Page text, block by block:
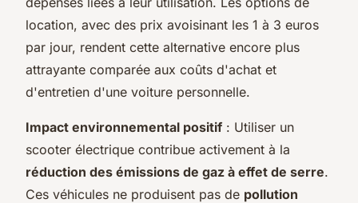
location, avec des prix avoisinant les 1 à 3 euros
par jour, rendent cette alternative encore plus
attrayante comparée aux coûts d'achat et
d'entretien d'une voiture personnelle.
Impact environnemental positif : Utiliser un
scooter électrique contribue activement à la
réduction des émissions de gaz à effet de serre.
Ces véhicules ne produisent pas de pollution